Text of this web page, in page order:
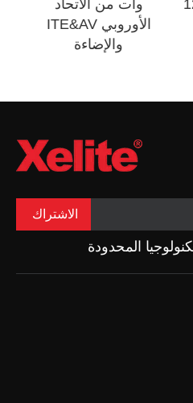
وات من
AC-DC بقدرة 12
وات
الاشتراك